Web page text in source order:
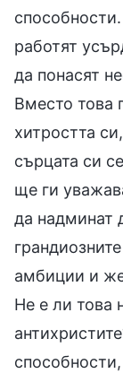
работят
да понасят
Вместо това
хитростта
сърцата си
ще ги
да надминат
амбиции и
Не е ли това